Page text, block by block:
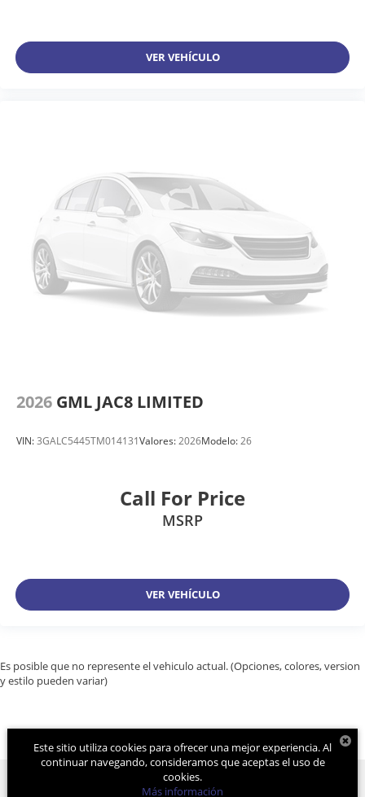
VER VEHÍCULO
2026 GML JAC8 LIMITED
VIN:3GALC5445TM014131Valores:2026Modelo:26
Call For Price
MSRP
VER VEHÍCULO
Es posible que no represente el vehiculo actual. (Opciones, colores, version
y estilo pueden variar)
Este sitio utiliza cookies para ofrecer una mejor experiencia. Al
continuar navegando, consideramos que aceptas el uso de
cookies.
Más información